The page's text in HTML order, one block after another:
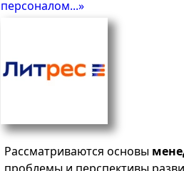
персоналом...»
Рассматриваются основы